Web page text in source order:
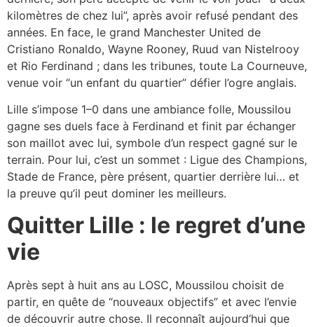
kilomètres de chez lui”, après avoir refusé pendant des
années. En face, le grand Manchester United de
Cristiano Ronaldo, Wayne Rooney, Ruud van Nistelrooy
et Rio Ferdinand ; dans les tribunes, toute La Courneuve,
venue voir “un enfant du quartier” défier l’ogre anglais.​
Lille s’impose 1–0 dans une ambiance folle, Moussilou
gagne ses duels face à Ferdinand et finit par échanger
son maillot avec lui, symbole d’un respect gagné sur le
terrain. Pour lui, c’est un sommet : Ligue des Champions,
Stade de France, père présent, quartier derrière lui… et
la preuve qu’il peut dominer les meilleurs.​
Quitter Lille : le regret d’une
vie
Après sept à huit ans au LOSC, Moussilou choisit de
partir, en quête de “nouveaux objectifs” et avec l’envie
de découvrir autre chose. Il reconnaît aujourd’hui que